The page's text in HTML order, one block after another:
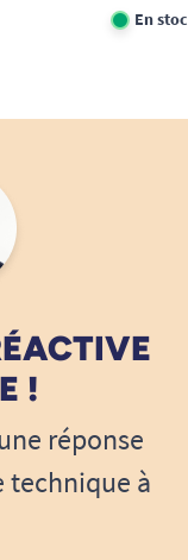
En
!
réponse
technique à